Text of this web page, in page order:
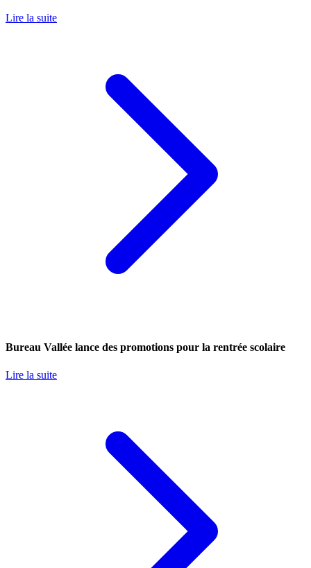
Lire la suite
Bureau Vallée lance des promotions pour la rentrée scolaire
Lire la suite